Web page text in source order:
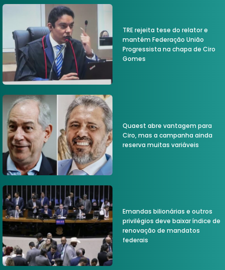
TRE rejeita tese do relator e
mantém Federação União
Progressista na chapa de Ciro
Gomes
Quaest abre vantagem para
Ciro, mas a campanha ainda
reserva muitas variáveis
Emandas bilionárias e outros
privilégios deve baixar índice de
renovação de mandatos
federais